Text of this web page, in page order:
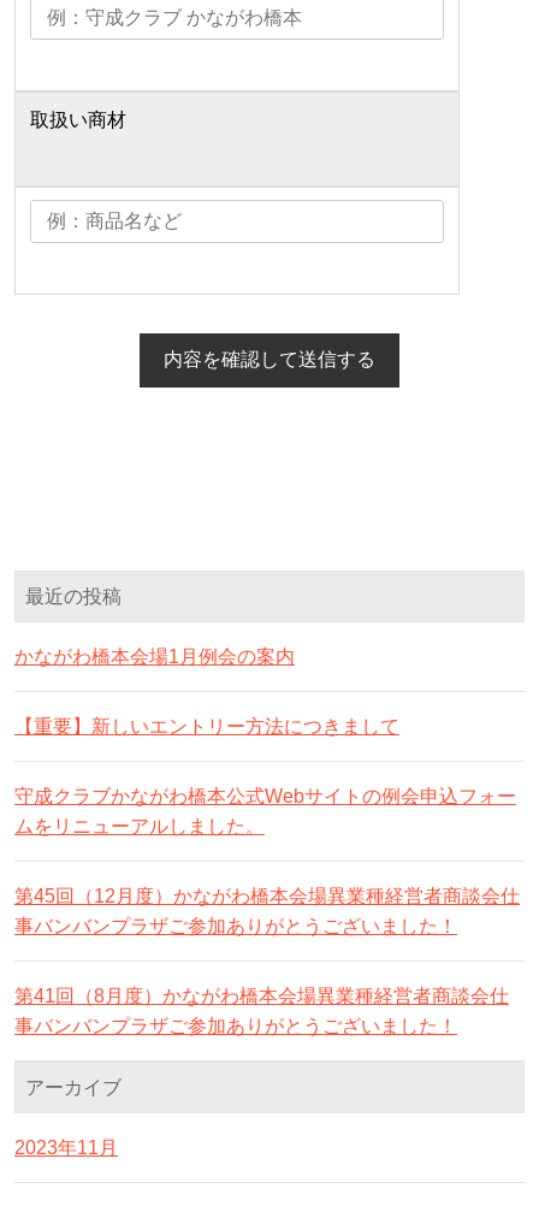
取扱い商材
最近の投稿
かながわ橋本会場1月例会の案内
【重要】新しいエントリー方法につきまして
守成クラブかながわ橋本公式Webサイトの例会申込フォー
ムをリニューアルしました。
第45回（12月度）かながわ橋本会場異業種経営者商談会仕
事バンバンプラザご参加ありがとうございました！
第41回（8月度）かながわ橋本会場異業種経営者商談会仕
事バンバンプラザご参加ありがとうございました！
アーカイブ
2023年11月